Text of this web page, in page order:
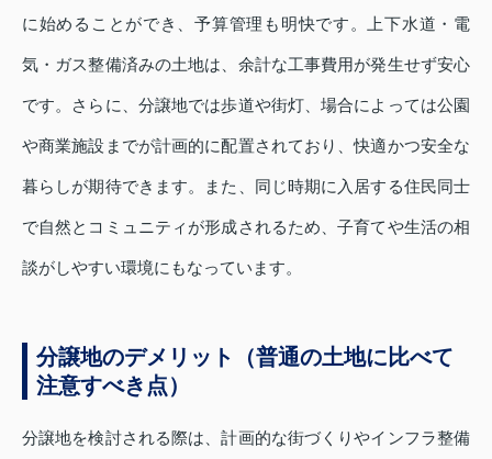
に始めることができ、予算管理も明快です。上下水道・電
気・ガス整備済みの土地は、余計な工事費用が発生せず安心
です。さらに、分譲地では歩道や街灯、場合によっては公園
や商業施設までが計画的に配置されており、快適かつ安全な
暮らしが期待できます。また、同じ時期に入居する住民同士
で自然とコミュニティが形成されるため、子育てや生活の相
談がしやすい環境にもなっています。
分譲地のデメリット（普通の土地に比べて
注意すべき点）
分譲地を検討される際は、計画的な街づくりやインフラ整備